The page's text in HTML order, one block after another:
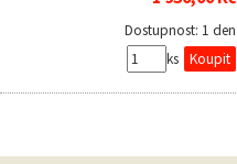
Dostupnost: 1 den
ks